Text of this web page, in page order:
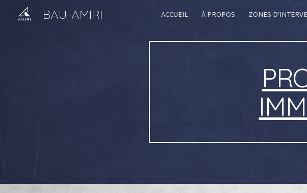
Skip to main content
BAU-AMIRI ACCUEIL À PROPOS ZONES